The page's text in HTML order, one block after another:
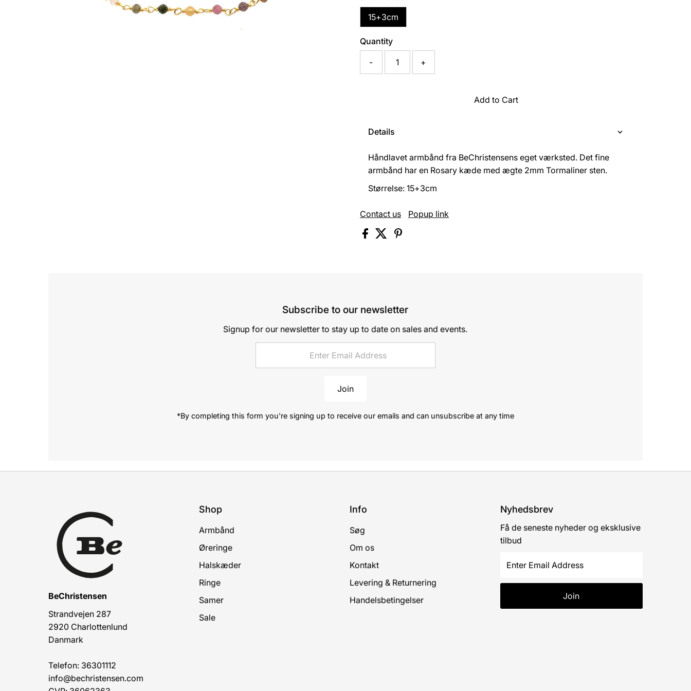
15+3cm
Quantity
- +
Add to Cart
Details
Håndlavet armbånd fra BeChristensens eget værksted. Det fine
armbånd har en Rosary kæde med ægte 2mm Tormaliner sten.
Størrelse: 15+3cm
Contact us Popup link
Subscribe to our newsletter
Signup for our newsletter to stay up to date on sales and events.
Join
*By completing this form you're signing up to receive our emails and can unsubscribe at any time
BeChristensen
Strandvejen 287
2920 Charlottenlund
Danmark
Telefon: 36301112
info@bechristensen.com
Shop
Armbånd
Øreringe
Halskæder
Ringe
Samer
Sale
Info
Søg
Om os
Kontakt
Levering & Returnering
Handelsbetingelser
Nyhedsbrev
Få de seneste nyheder og eksklusive
tilbud
Email
Address
Join